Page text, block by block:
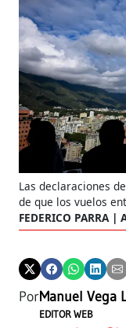
Las declaraciones
de que los vuelos
FEDERICO PARRA |
PorManuel Vega
EDITOR WEB